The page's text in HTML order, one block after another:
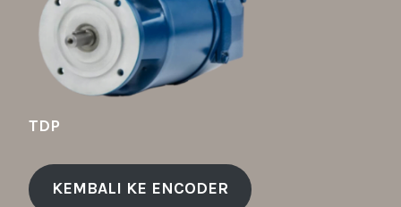
TDP
KEMBALI KE ENCODER